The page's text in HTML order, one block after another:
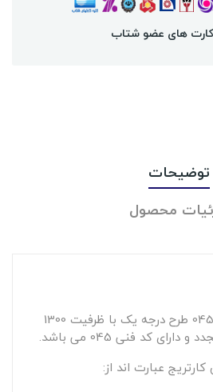
های عضو شتاب
توضیحات
محصول
کارتریج Canon قرمز 045 طرح درجه یک با ظرفیت 1300
کد فنی 045 می باشد.
عبارت اند از: